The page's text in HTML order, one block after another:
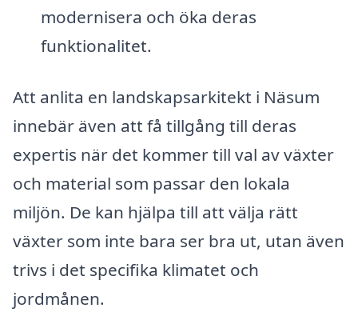
modernisera och öka deras
funktionalitet.
Att anlita en landskapsarkitekt i Näsum
innebär även att få tillgång till deras
expertis när det kommer till val av växter
och material som passar den lokala
miljön. De kan hjälpa till att välja rätt
växter som inte bara ser bra ut, utan även
trivs i det specifika klimatet och
jordmånen.